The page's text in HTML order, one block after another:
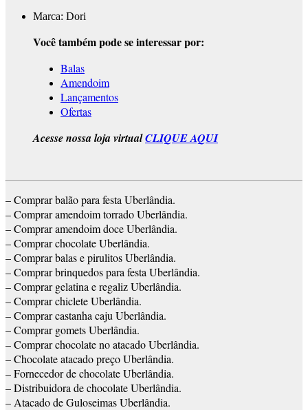
Marca: Dori
Você também pode se interessar por:
Balas
Amendoim
Lançamentos
Ofertas
Acesse nossa loja virtualCLIQUE AQUI
– Comprar balão para festa Uberlândia.
– Comprar amendoim torrado Uberlândia.
– Comprar amendoim doce Uberlândia.
– Comprar chocolate Uberlândia.
– Comprar balas e pirulitos Uberlândia.
– Comprar brinquedos para festa Uberlândia.
– Comprar gelatina e regaliz Uberlândia.
– Comprar chiclete Uberlândia.
– Comprar castanha caju Uberlândia.
– Comprar gomets Uberlândia.
– Comprar chocolate no atacado Uberlândia.
– Chocolate atacado preço Uberlândia.
– Fornecedor de chocolate Uberlândia.
– Distribuidora de chocolate Uberlândia.
– Atacado de Guloseimas Uberlândia.